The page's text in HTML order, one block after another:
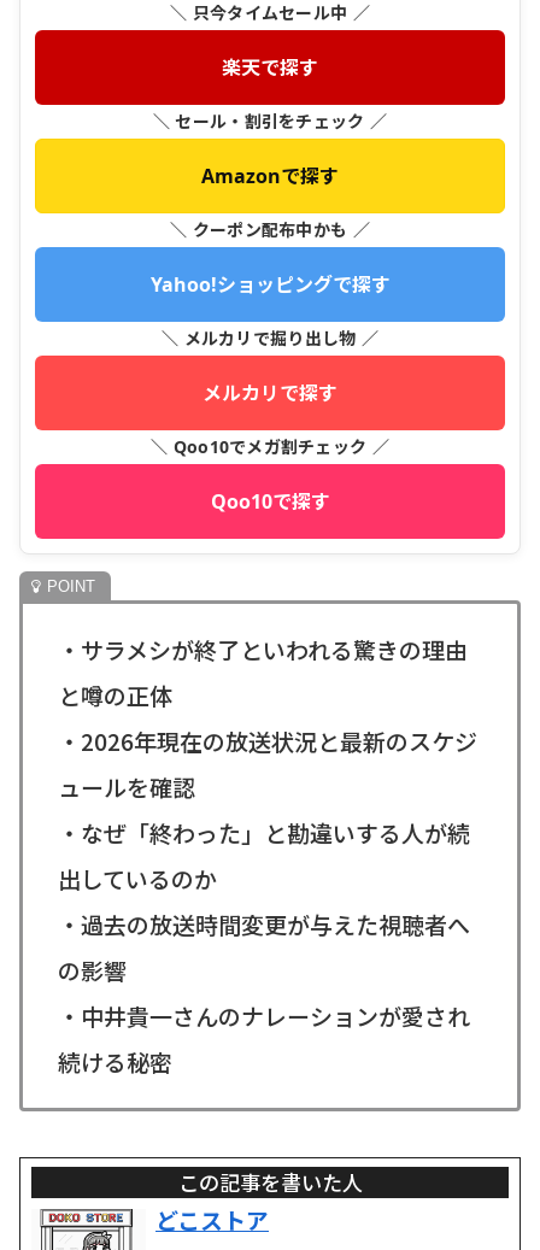
＼ 只今タイムセール中 ／
楽天で探す
＼ セール・割引をチェック ／
Amazonで探す
＼ クーポン配布中かも ／
Yahoo!ショッピングで探す
＼ メルカリで掘り出し物 ／
メルカリで探す
＼ Qoo10でメガ割チェック ／
Qoo10で探す
・サラメシが終了といわれる驚きの理由
と噂の正体
・2026年現在の放送状況と最新のスケジ
ュールを確認
・なぜ「終わった」と勘違いする人が続
出しているのか
・過去の放送時間変更が与えた視聴者へ
の影響
・中井貴一さんのナレーションが愛され
続ける秘密
この記事を書いた人
どこストア